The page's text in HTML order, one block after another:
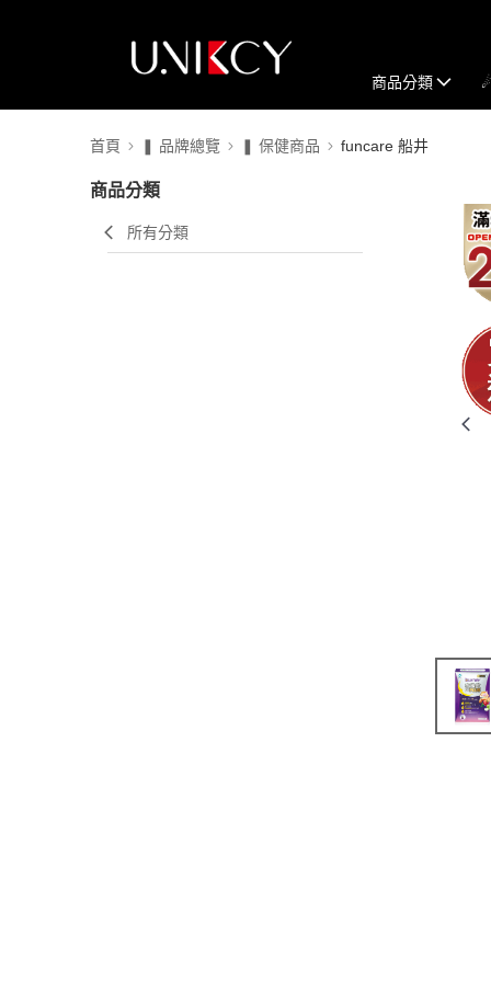
商品分類
首頁 ❚ 品牌總覽 ❚ 保健商品 funcare 船井
商品分類
所有分類